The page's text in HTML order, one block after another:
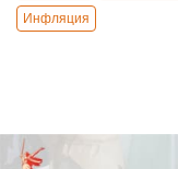
Инфляция